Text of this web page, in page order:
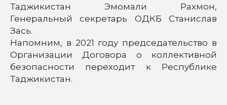
Таджикистан Эмомали Рахмон,
Генеральный секретарь ОДКБ Станислав
Зась.
Напомним, в 2021 году председательство в
Организации Договора о коллективной
безопасности переходит к Республике
Таджикистан.